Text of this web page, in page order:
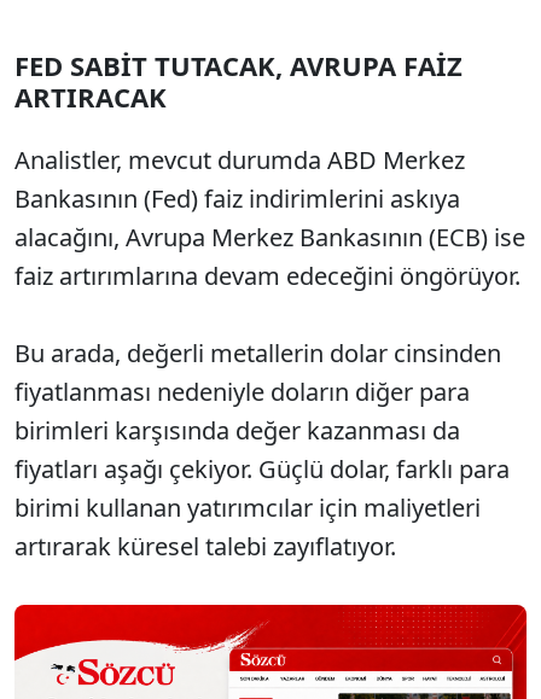
FED SABİT TUTACAK, AVRUPA FAİZ
ARTIRACAK
Analistler, mevcut durumda ABD Merkez
Bankasının (Fed) faiz indirimlerini askıya
alacağını, Avrupa Merkez Bankasının (ECB) ise
faiz artırımlarına devam edeceğini öngörüyor.
Bu arada, değerli metallerin dolar cinsinden
fiyatlanması nedeniyle doların diğer para
birimleri karşısında değer kazanması da
fiyatları aşağı çekiyor. Güçlü dolar, farklı para
birimi kullanan yatırımcılar için maliyetleri
artırarak küresel talebi zayıflatıyor.